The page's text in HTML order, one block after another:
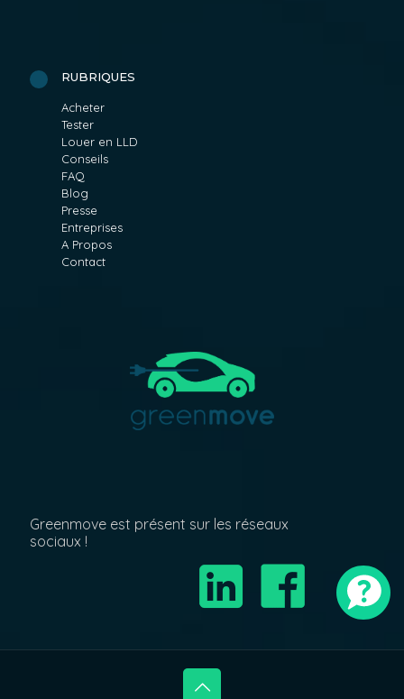
RUBRIQUES
Acheter
Tester
Louer en LLD
Conseils
FAQ
Blog
Presse
Entreprises
A Propos
Contact
Greenmove est présent sur les réseaux
sociaux !